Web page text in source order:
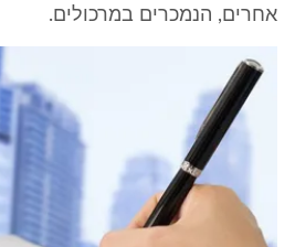
אחרים, הנמכרים במרכולים.